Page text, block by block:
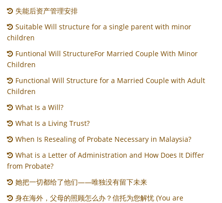
失能后资产管理安排
Suitable Will structure for a single parent with minor
children
Funtional Will StructureFor Married Couple With Minor
Children
Functional Will Structure for a Married Couple with Adult
Children
What Is a Will?
What Is a Living Trust?
When Is Resealing of Probate Necessary in Malaysia?
What is a Letter of Administration and How Does It Differ
from Probate?
她把一切都给了他们——唯独没有留下未来
身在海外，父母的照顾怎么办？信托为您解忧 (You are